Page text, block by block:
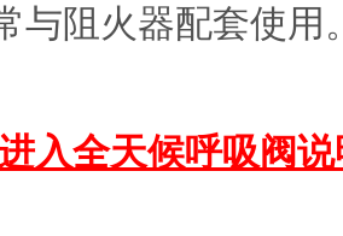
与阻火器配套使用
入全天候呼吸阀